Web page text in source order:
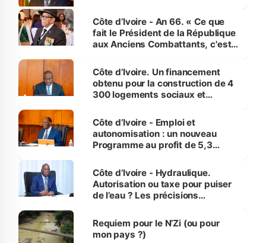
Côte d’Ivoire - An 66. « Ce que
fait le Président de la République
aux Anciens Combattants, c'est
Côte d’Ivoire. Un financement
obtenu pour la construction de 4
300 logements sociaux et
et Yamoussoukro
Côte d’Ivoire - Emploi et
autonomisation : un nouveau
Programme au profit de 5,3
Côte d’Ivoire - Hydraulique.
Autorisation ou taxe pour puiser
de l’eau ? Les précisions
Requiem pour le N’Zi (ou pour
mon pays ?)